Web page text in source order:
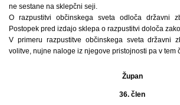
ne sestane na sklepčni seji.
O razpustitvi občinskega sveta odloča državni
Postopek pred izdajo sklepa o razpustitvi določa
V primeru razpustitve občinskega sveta državni
volitve, nujne naloge iz njegove pristojnosti pa v tem
Župan
36. člen